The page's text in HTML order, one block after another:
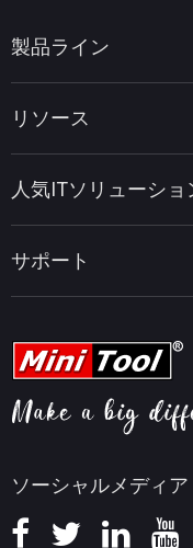
ソーシャルメディア
製品ライン
MiniTool Power Data Recovery
MiniTool PDF Editor
MiniTool MovieMaker
MiniTool uTube Downloader
リソース
データ復元ヒント
PDF編集ヒント
動画編集ヒント
ビデオ変換ヒント
画面録画ヒント
知識ベース
人気ITソリューショ
MiniTool ニュースセンター
サポート
ヘルプ